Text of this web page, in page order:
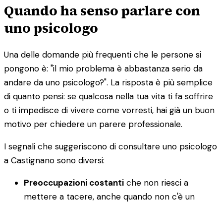
Quando ha senso parlare con
uno psicologo
Una delle domande più frequenti che le persone si
pongono è: "il mio problema è abbastanza serio da
andare da uno psicologo?". La risposta è più semplice
di quanto pensi: se qualcosa nella tua vita ti fa soffrire
o ti impedisce di vivere come vorresti, hai già un buon
motivo per chiedere un parere professionale.
I segnali che suggeriscono di consultare uno psicologo
a Castignano sono diversi:
Preoccupazioni costanti che non riesci a
mettere a tacere, anche quando non c'è un